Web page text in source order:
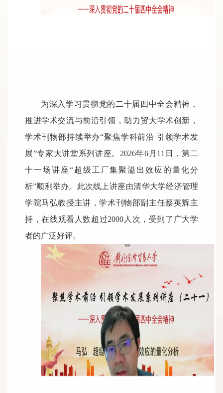
为深入学习贯彻党的二十届四中全会精神，
推进学术交流与前沿引领，助力贸大学术创新，
学术刊物部持续举办“聚焦学科前沿 引领学术发
展”专家大讲堂系列讲座。2026年6月11日，第二
十一场讲座“超级工 厂集聚溢出效应的量化分
析”顺利举办。此次线上讲座由清华大学经济管理
学院马弘教授主讲，学术刊物部副主任蔡英辉主
持，在线观看 人数超过2000 人次 ，受到了广大学
者的广泛好评。